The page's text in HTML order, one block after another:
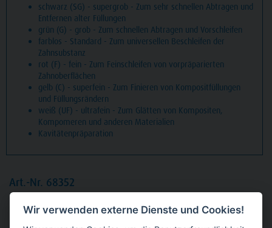
Art.-Nr. 68352
Packung
umgekehrter Kegel, Kopflänge: 3,5 mm, ISO 012
schwarz (SG) - supergrob - Zum sehr schnellen Abtragen und
Entfernen alter Füllungen
grün (G) - grob - Zum schnellen Abtragen und Vorschleifen
farblos - Standard - Zum universellen Beschleifen der
Zahnsubstanz
rot (F) - fein - Zum Feinschleifen von vorpräparierten
Zahnoberflächen
gelb (C) - superfein - Zum Finieren von Kompositfüllungen
und Füllungsrändern
weiß (UF) - ultrafein - Zum Glätten von Kompositen,
Kompomeren und anderen Materialien
Kavitätenpräparation
Wir verwenden externe Dienste und Cookies!